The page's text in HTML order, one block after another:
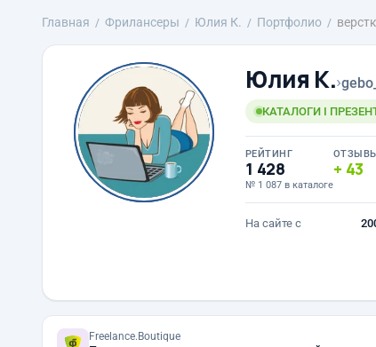
Главная Фрилансеры Юлия К. Портфолио
Юлия К.›
КАТАЛОГИ I
РЕЙТИНГ
1 428
№ 1 087 в каталоге
43
На сайте с
Freelance.Boutique